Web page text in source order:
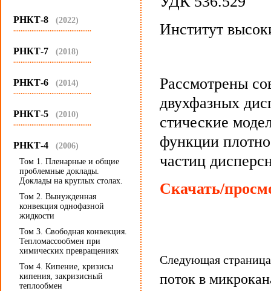
РНКТ-8 (2022)
...........................................
РНКТ-7 (2018)
...........................................
РНКТ-6 (2014)
...........................................
РНКТ-5 (2010)
...........................................
РНКТ-4 (2006)
Том 1. Пленарные и общие
проблемные доклады.
Доклады на круглых столах.
Том 2. Вынужденная
конвекция однофазной
жидкости
Том 3. Свободная конвекция.
Тепломассообмен при
химических превращениях
Том 4. Кипение, кризисы
кипения, закризисный
теплообмен
Институт
Рассмотрены
двухфазных
стические
функции
частиц
Скачать/
Следующая
поток в